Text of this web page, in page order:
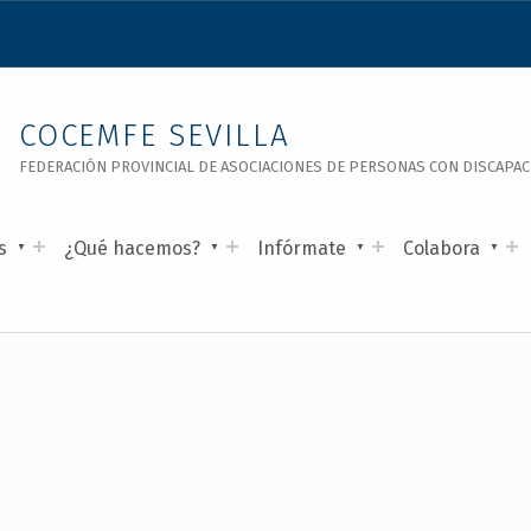
COCEMFE SEVILLA
FEDERACIÓN PROVINCIAL DE ASOCIACIONES DE PERSONAS CON
¿Qué hacemos? Infórmate Colabora